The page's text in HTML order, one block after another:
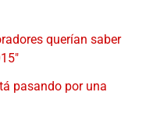
querían saber
pasando por una